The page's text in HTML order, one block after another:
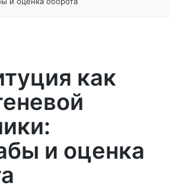
как
и оценка